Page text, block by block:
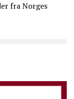
fra Norges